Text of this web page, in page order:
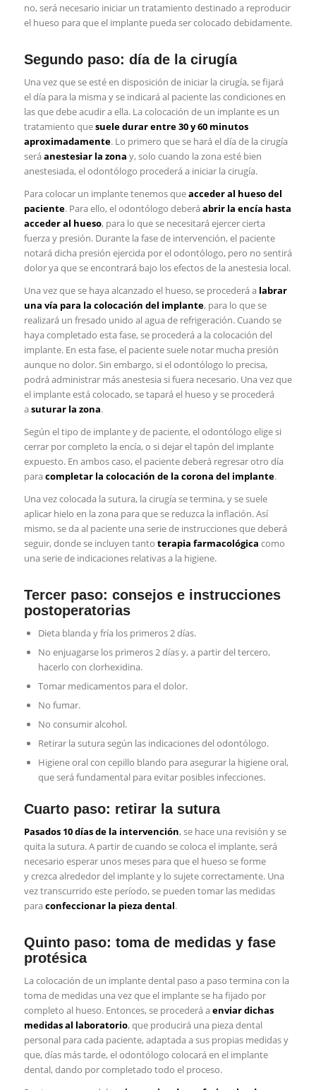
no, será necesario iniciar un tratamiento destinado a reproducir
el hueso para que el implante pueda ser colocado debidamente.
Segundo paso: día de la cirugía
Una vez que se esté en disposición de iniciar la cirugía, se fijará
el día para la misma y se indicará al paciente las condiciones en
las que debe acudir a ella. La colocación de un implante es un
tratamiento quesuele durar entre 30 y 60 minutos
aproximadamente. Lo primero que se hará el día de la cirugía
seráanestesiar la zona y, solo cuando la zona esté bien
anestesiada, el odontólogo procederá a iniciar la cirugía.
Para colocar un implante tenemos queacceder al hueso del
paciente. Para ello, el odontólogo deberáabrir la encía hasta
acceder al hueso, para lo que se necesitará ejercer cierta
fuerza y presión. Durante la fase de intervención, el paciente
notará dicha presión ejercida por el odontólogo, pero no sentirá
dolor ya que se encontrará bajo los efectos de la anestesia local.
Una vez que se haya alcanzado el hueso, se procederá a labrar
una vía para la colocación del implante, para lo que se
realizará un fresado unido al agua de refrigeración. Cuando se
haya completado esta fase, se procederá a la colocación del
implante. En esta fase, el paciente suele notar mucha presión
aunque no dolor. Sin embargo, si el odontólogo lo precisa,
podrá administrar más anestesia si fuera necesario. Una vez que
el implante está colocado, se tapará el hueso y se procederá
asuturar la zona.
Según el tipo de implante y de paciente, el odontólogo elige si
cerrar por completo la encía, o si dejar el tapón del implante
expuesto. En ambos caso, el paciente deberá regresar otro día
paracompletar la colocación de la corona del implante.
Una vez colocada la sutura, la cirugía se termina, y se suele
aplicar hielo en la zona para que se reduzca la inflación. Así
mismo, se da al paciente una serie de instrucciones que deberá
seguir, donde se incluyen tanto terapia farmacológica como
una serie de indicaciones relativas a la higiene.
Tercer paso: consejos e instrucciones
postoperatorias
Dieta blanda y fría los primeros 2 días.
No enjuagarse los primeros 2 días y, a partir del tercero,
hacerlo con clorhexidina.
Tomar medicamentos para el dolor.
No fumar.
No consumir alcohol.
Retirar la sutura según las indicaciones del odontólogo.
Higiene oral con cepillo blando para asegurar la higiene oral,
que será fundamental para evitar posibles infecciones.
Cuarto paso: retirar la sutura
Pasados 10 días de la intervención, se hace una revisión y se
quita la sutura. A partir de cuando se coloca el implante, será
necesario esperar unos meses para que el hueso se forme
ycrezca alrededor del implantey lo sujete correctamente. Una
vez transcurrido este período, se pueden tomar las medidas
paraconfeccionar la pieza dental.
Quinto paso: toma de medidas y fase
protésica
La colocación de un implante dental paso a paso termina con la
toma de medidas una vez que el implante se ha fijado por
completo al hueso. Entonces, se procederá aenviar dichas
medidas al laboratorio, que producirá una pieza dental
personal para cada paciente, adaptada a sus propias medidas y
que, días más tarde, el odontólogo colocará en el implante
dental, dando por completado todo el proceso.